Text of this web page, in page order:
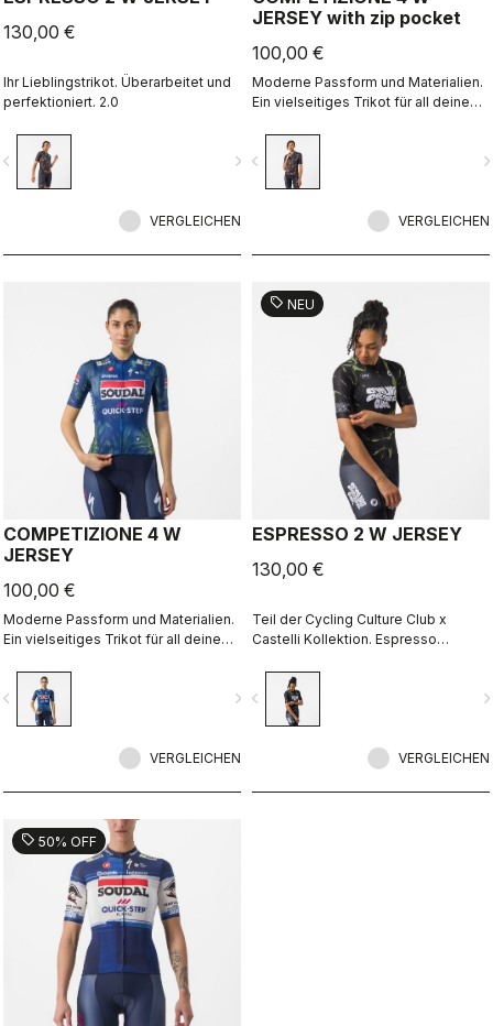
130,00 €
Ihr Lieblingstrikot. Überarbeitet und
perfektioniert. 2.0
navigate_next
VERGLEICHEN
JERSEY with zip pocket
100,00 €
Moderne Passform und Materialien.
Ein vielseitiges Trikot für all deine
navigate_before
VERGLEICHEN
COMPETIZIONE 4 W
JERSEY
100,00 €
Moderne Passform und Materialien.
Ein vielseitiges Trikot für all deine
navigate_next
VERGLEICHEN
sell NEU
ESPRESSO 2 W JERSEY
130,00 €
Teil der Cycling Culture Club x
Castelli Kollektion. Espresso
perfektioniert. 2.0.
navigate_before
VERGLEICHEN
sell 50% OFF